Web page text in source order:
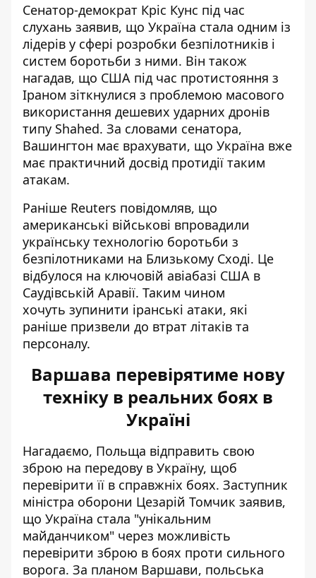
Сенатор-демократ Кріс Кунс під час
слухань заявив, що Україна стала одним із
лідерів у сфері розробки безпілотників і
систем боротьби з ними. Він також
нагадав, що США під час протистояння з
Іраном зіткнулися з проблемою масового
використання дешевих ударних дронів
типу Shahed. За словами сенатора,
Вашингтон має врахувати, що Україна вже
має практичний досвід протидії таким
атакам.
Раніше Reuters повідомляв, що
американські військові впровадили
українську технологію боротьби з
безпілотниками на Близькому Сході. Це
відбулося на ключовій авіабазі США в
Саудівській Аравії. Таким чином
хочуть зупинити іранські атаки, які
раніше призвели до втрат літаків та
персоналу.
Варшава перевірятиме нову
техніку в реальних боях в
Україні
Нагадаємо, Польща відправить свою
зброю на передову в Україну, щоб
перевірити її в справжніх боях. Заступник
міністра оборони Цезарій Томчик заявив,
що Україна стала "унікальним
майданчиком" через можливість
перевірити зброю в боях проти сильного
ворога. За планом Варшави, польська